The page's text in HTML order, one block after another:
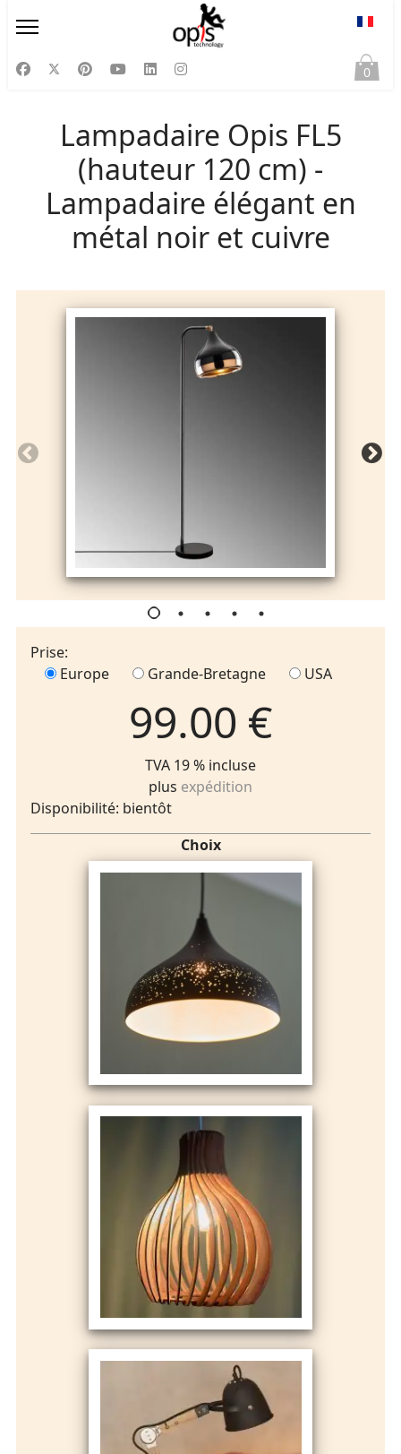
0
Lampadaire Opis FL5
(hauteur 120 cm) -
Lampadaire élégant en
métal noir et cuivre
Prise:
Europe
Grande-Bretagne USA
99.00 €
TVA 19 % incluse
plus expédition
Disponibilité: bientôt
Choix